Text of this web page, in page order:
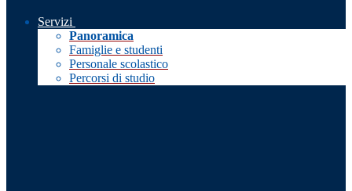
Servizi
Panoramica
Famiglie e studenti
Personale scolastico
Percorsi di studio